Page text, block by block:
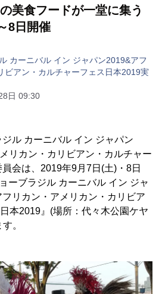
美食フードが一堂に集う
8日開催
カーニバル イン ジャパン2019&アフ
ビアン・カルチャーフェス日本2019実
日 09:30
ル カーニバル イン ジャパン
リカン・カリビアン・カルチャー
会は、2019年9月7日(土)・8日
ーブラジル カーニバル イン ジャ
リカン・アメリカン・カリビア
本2019』(場所：代々木公園ケヤ
。